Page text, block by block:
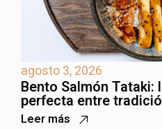
agosto 3, 2026
Bento Salmón Tataki:
perfecta entre
Leer más